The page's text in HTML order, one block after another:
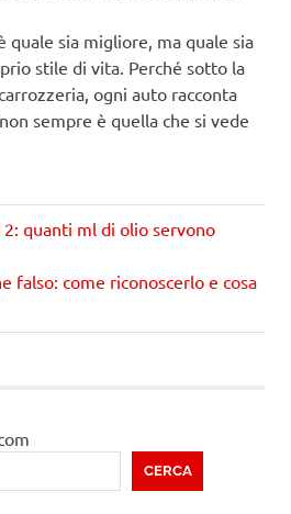
quale sia migliore, ma quale sia
stile di vita. Perché sotto la
ogni auto racconta
non sempre è quella che si vede
quanti ml di olio servono
falso: come riconoscerlo e cosa
CERCA